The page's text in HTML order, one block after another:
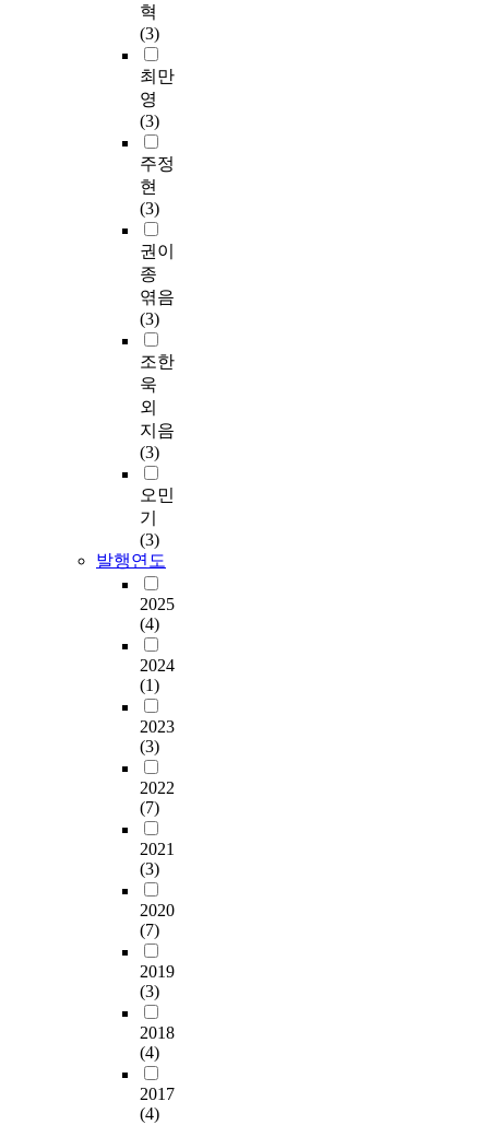
혁
(3)
최만
영
(3)
주정
현
(3)
권이
종
엮음
(3)
조한
욱
외
지음
(3)
오민
기
(3)
발행연도
2025
(4)
2024
(1)
2023
(3)
2022
(7)
2021
(3)
2020
(7)
2019
(3)
2018
(4)
2017
(4)